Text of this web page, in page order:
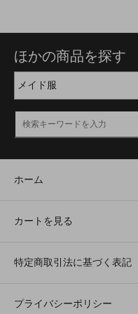
ほかの商品を探す
ホーム
カートを見る
特定商取引法に基づく表記
プライバシーポリシー